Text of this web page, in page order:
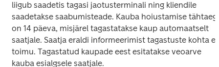
liigub saadetis tagasi jaotusterminali ning kliendile
saadetakse saabumisteade. Kauba hoiustamise tähtaeg
on 14 päeva, misjärel tagastatakse kaup automaatselt
saatjale. Saatja eraldi informeerimist tagastuste kohta ei
toimu. Tagastatud kaupade eest esitatakse veoarve
kauba esialgsele saatjale.